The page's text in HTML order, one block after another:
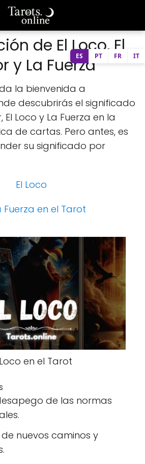
de El Loco, El
y La Fuerza
la bienvenida a
descubrirás el significado
Loco y La Fuerza en la
de cartas. Pero antes, es
su significado por
El Loco
Fuerza en el Tarot
en el Tarot
de las normas
nuevos caminos y
ES PT FR IT